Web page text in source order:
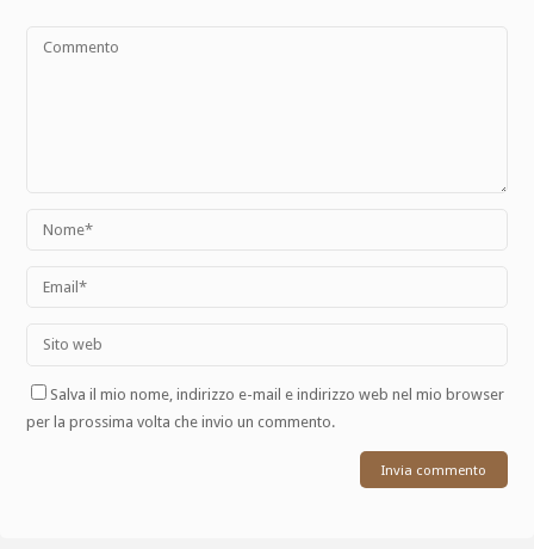
Salva il mio nome, indirizzo e-mail e indirizzo web nel mio browser
per la prossima volta che invio un commento.